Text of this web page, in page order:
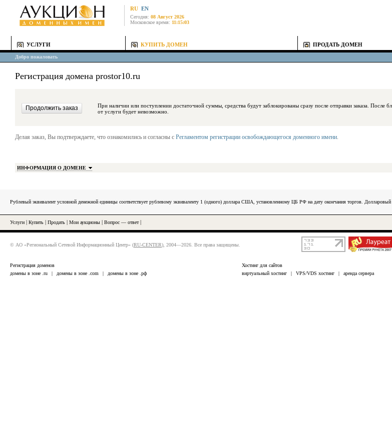
RU EN
Сегодня: 08 Август 2026
Московское время: 11:15:03
УСЛУГИ КУПИТЬ ДОМЕН ПРОДАТЬ ДОМЕН
Добро пожаловать
Регистрация домена prostor10.ru
При наличии или поступлении достаточной суммы, средства будут заблокированы сразу после отправки заказа. После блокировки средств отказаться
от услуги будет невозможно.
Делая заказ, Вы подтверждаете, что ознакомились и согласны с Регламентом регистрации освобождающегося доменного имени.
ИНФОРМАЦИЯ О ДОМЕНЕ
Рублевый эквивалент условной денежной единицы соответствует рублевому эквиваленту 1 (одного) доллара США, установленному ЦБ РФ на дату окончания торгов.
Услуги Купить Продать Мои аукционы Вопрос — ответ|
© АО «Региональный Сетевой Информационный Центр» (RU-CENTER), 2004—2026. Все права защищены.
Регистрация доменов
домены в зоне .ru
| домены в зоне .com | домены в зоне .рф
Хостинг для сайтов
виртуальный хостинг
| VPS/VDS хостинг | аренда сервера